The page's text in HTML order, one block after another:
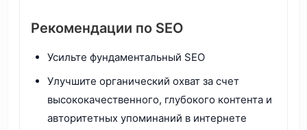
Рекомендации по SEO
Усильте фундаментальный SEO
Улучшите органический охват за счет
высококачественного, глубокого контента и
авторитетных упоминаний в интернете